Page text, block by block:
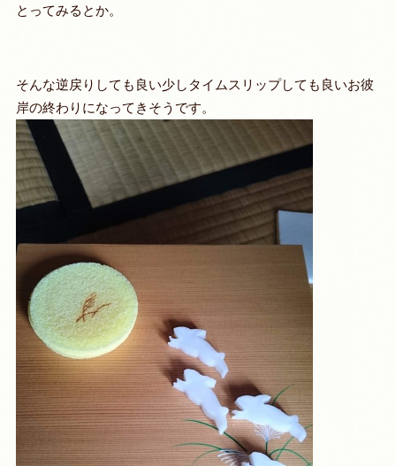
とってみるとか。
そんな逆戻りしても良い少しタイムスリップしても良いお彼
岸の終わりになってきそうです。